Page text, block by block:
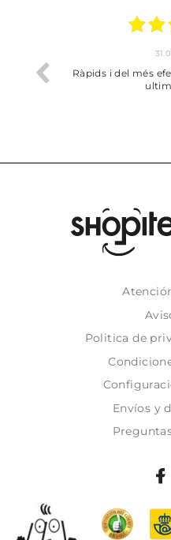
que m'he trobat
Bien
Politica de
Envíos y